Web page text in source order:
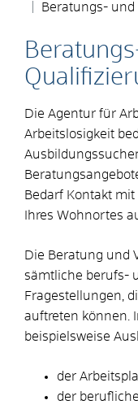
Beratungs-
Die Agentur für
Arbeitslosigkeit
Bedarf Kontakt
Ihres Wohnortes
Die Beratung und
sämtliche berufs-
Fragestellungen,
auftreten können.
beispielsweise
der
der